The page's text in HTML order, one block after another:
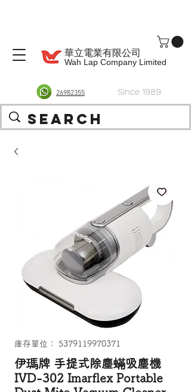
華立電業有限公司
Wah Lap Company Limited
Since 1989
26982355
庫存單位： 5379119970371
伊瑪牌 手提式除塵蟎吸塵機
IVD-302 Imarflex Portable